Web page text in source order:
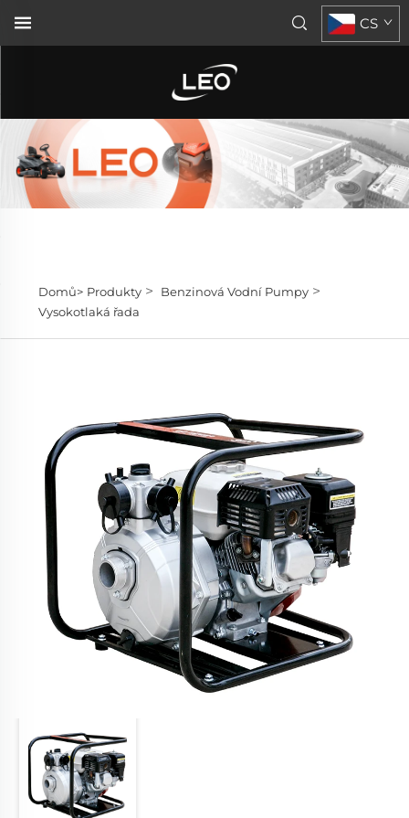
CS
Domů> Produkty> Benzinová Vodní Pumpy>
Vysokotlaká řada